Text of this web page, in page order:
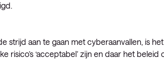
strijd aan te gaan met cyberaanvallen, is
risico’s ‘acceptabel’ zijn en daar het